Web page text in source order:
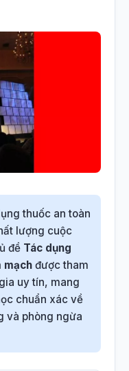
thuốc an toàn
lượng cuộc
đề Tác dụng
mạch được tham
uy tín, mang
chuẩn xác về
và phòng ngừa